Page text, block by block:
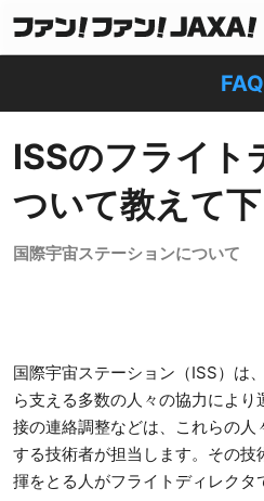
FAQ
ISSのフライト
ついて教えて
国際宇宙ステーションについて
国際宇宙ステーション（ISS）は
ら支える多数の人々の協力によ
接の連絡調整などは、これらの
する技術者が担当します。その
揮をとる人がフライトディレクタ